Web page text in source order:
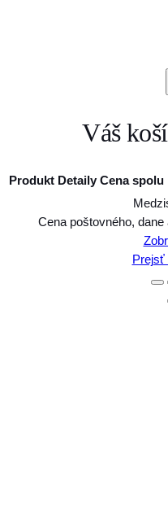
Váš
Produkty
Produkt Detaily Cena spolu
Cena poštovného,
Prejsť